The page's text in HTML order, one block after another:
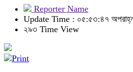
Reporter Name
Update Time : ০৫:৫৩:৪৭
২৯৩ Time View